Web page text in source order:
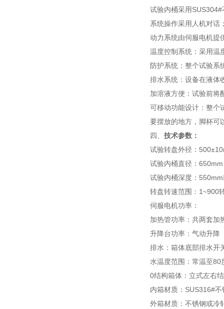
试验内桶采用
系统操作采用人机对话
动力系统由伺服电机提
温度控制系统：采用温
防护系统：整个试验系
排水系统：设备在液体
加溶液方便：试验前将
可移动功能设计：整个
要摆放的地方，脚杯可
四、 技术参数：
试验转盘外径：
试验内桶直径：650mm
试验内桶深度：
转盘转速范围：1~900
伺服电机功率：
加热管功率：共两套加
升降台功率：气动升降
排水：箱体底部排水开
水温度范围：常温至80
0结构箱体：立式左右
内箱材质：SUS316#不
外箱材质：不锈钢或冷